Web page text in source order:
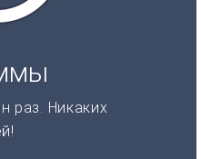
раз. Никаких